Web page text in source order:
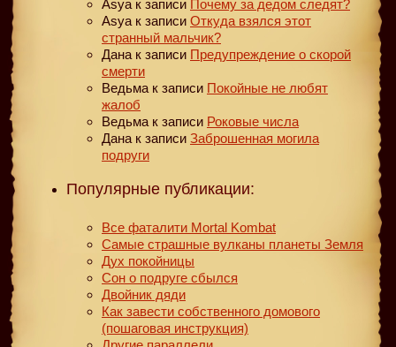
Asya к записи Почему за дедом следят?
Asya к записи Откуда взялся этот
странный мальчик?
Дана к записи Предупреждение о скорой
смерти
Ведьма к записи Покойные не любят
жалоб
Ведьма к записи Роковые числа
Дана к записи Заброшенная могила
подруги
Популярные публикации:
Все фаталити Mortal Kombat
Самые страшные вулканы планеты Земля
Дух покойницы
Сон о подруге сбылся
Двойник дяди
Как завести собственного домового
(пошаговая инструкция)